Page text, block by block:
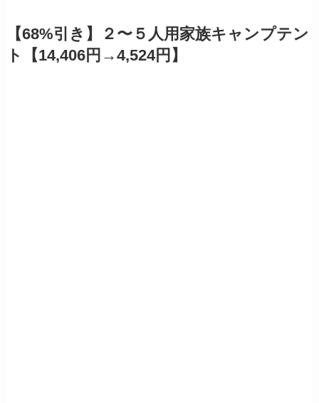
【68%引き】２〜５人用家族キャンプテン
ト【14,406円→4,524円】